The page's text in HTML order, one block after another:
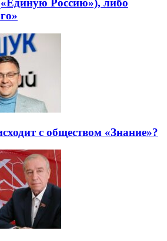
Россию»), либо
с обществом «Знание»?